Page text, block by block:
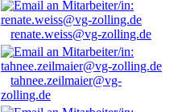
renate.weiss@vg-zolling.de
tahnee.zeilmaier@vg-
zolling.de